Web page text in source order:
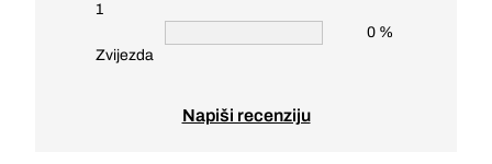
1
Zvijezda
0 %
Napiši recenziju